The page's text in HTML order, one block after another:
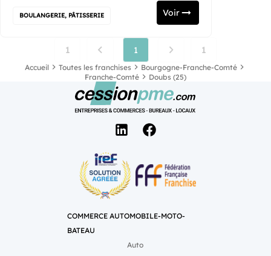
BOULANGERIE, PÂTISSERIE Voir
1 1 1
Accueil Toutes les franchises
Bourgogne-Franche-Comté
Franche-Comté
Doubs (25)
COMMERCE AUTOMOBILE-MOTO-
BATEAU
Auto